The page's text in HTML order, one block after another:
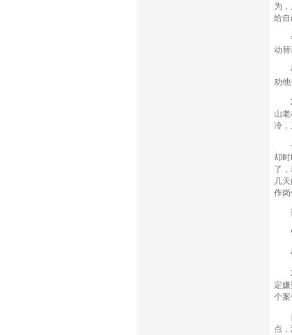
为
给
每
动
张
劝他
山
冷
今
却
了
几
作岗
谈
“
张
定
个案
自
点